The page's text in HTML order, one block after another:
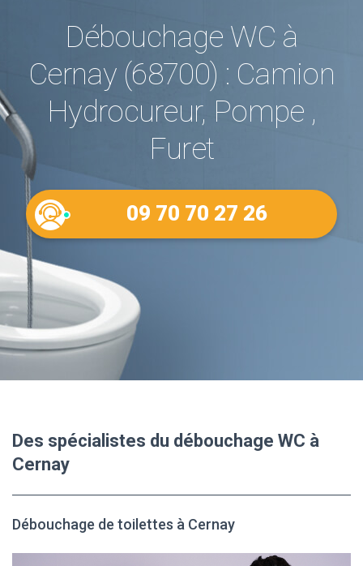
Débouchage WC à
Cernay (68700) : Camion
Hydrocureur, Pompe ,
Furet
09 70 70 27 26
Des spécialistes du débouchage WC à
Cernay
Débouchage de toilettes à Cernay